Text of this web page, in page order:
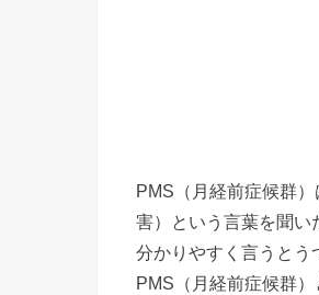
PMS（月経前症候群
害）という言葉を聞い
分かりやすく言うとう
PMS（月経前症候群